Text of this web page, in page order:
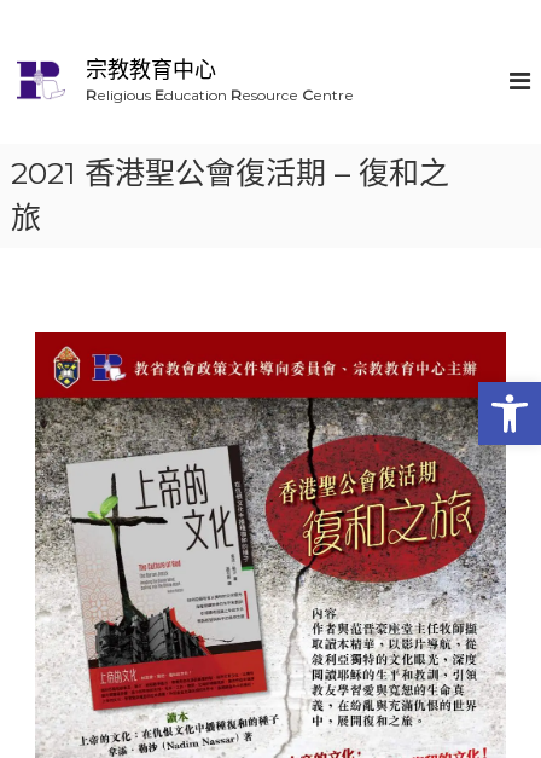
宗教教育中心
Religious Education Resource Centre
2021 香港聖公會復活期 – 復和之
旅